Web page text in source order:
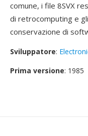
comune, i file 8SVX
di retrocomputing e
conservazione di
Sviluppatore:
Prima versione: 1985